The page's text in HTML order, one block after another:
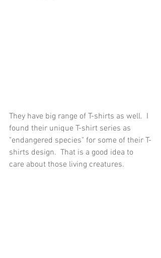
They have big range of T-shirts as well.  I
found their unique T-shirt series as
"endangered species" for some of their T-
shirts design.  That is a good idea to
care about those living creatures.